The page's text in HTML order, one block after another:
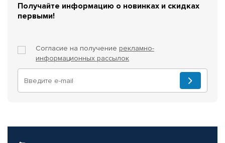
Получайте информацию о новинках и скидках
первыми!
Согласие на получение рекламно-
информационных рассылок